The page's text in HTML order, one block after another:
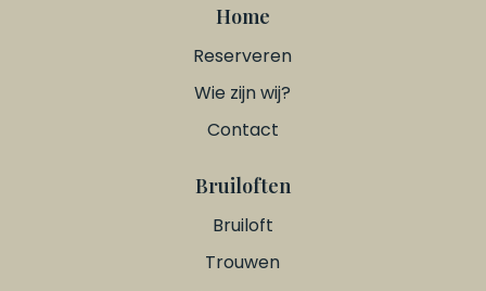
Home
Reserveren
Wie zijn wij?
Contact
Bruiloften
Bruiloft
Trouwen